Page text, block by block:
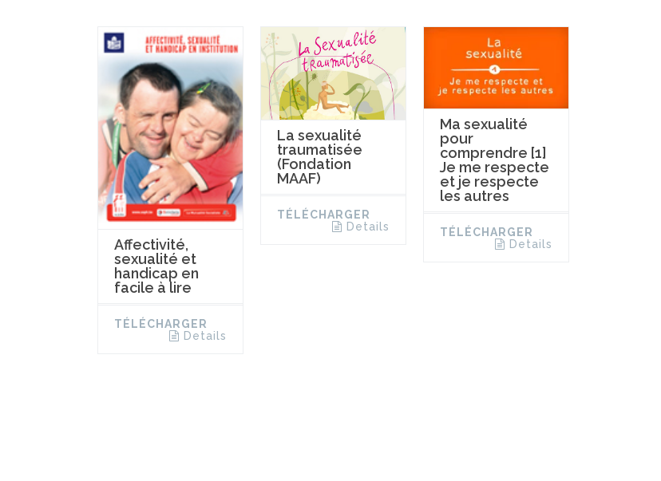
Affectivité,
sexualité et
handicap en
facile à lire
TÉLÉCHARGER
Details
La sexualité
traumatisée
(Fondation
MAAF)
TÉLÉCHARGER
Details
Ma sexualité
pour
comprendre [1]
Je me respecte
et je respecte
les autres
TÉLÉCHARGER
Details